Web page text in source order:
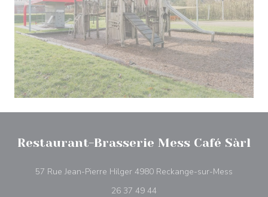
Restaurant-Brasserie Mess Café Sàrl
57 Rue Jean-Pierre Hilger 4980 Reckange-sur-Mess
26 37 49 44